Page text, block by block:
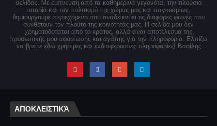
σελίδας. Με έμπνευση από τα καθημερινά γεγονότα, την πλούσια
ιστορία και τον πολιτισμό της χώρας μας και παγκοσμίως,
δημιουργούμε περιεχόμενο που αναδεικνύει τις διάφορες φωνές που
συνθέτουν τον πλούτο της κοινότητάς μας. Η σελίδα μου δεν
χρηματοδοτείται από το κράτος, αλλά είναι αποτέλεσμα της
προσωπικής μου αφοσίωσης και αγάπης για την πληροφορία. Ελπίζω
να βρείτε εδώ χρήσιμες και ενδιαφέρουσες πληροφορίες! Βασίλης
ΑΠΟΚΛΕΙΣΤΙΚΆ